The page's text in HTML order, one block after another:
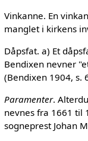
Vinkanne. En
manglet i kirkens
Dåpsfat. a) Et
Bendixen nevner
(Bendixen 1904, s.
Paramenter.
nevnes fra 1661 til
sogneprest Johan